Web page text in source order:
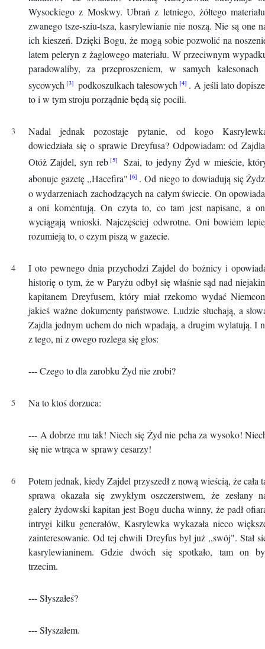
Wysockiego z Moskwy. Ubrań z letniego, żółtego
zwanego tsze-sziu-tsza, kasrylewianie nie noszą. Nie są one
ich kieszeń. Dzięki Bogu, że mogą sobie pozwolić na
latem peleryn z żaglowego materiału. W przeciwnym
paradowaliby, za przeproszeniem, w samych kalesonach
sycowych
podkoszulkach tałesowych
. A jeśli lato
to i w tym stroju porządnie będą się pocili.
Nadal jednak pozostaje pytanie, od kogo
dowiedziała się o sprawie Dreyfusa? Odpowiadam: od
Otóż Zajdel, syn reb
Szai, to jedyny Żyd w mieście,
abonuje gazetę ,,Hacefira"
. Od niego to dowiadują się
o wydarzeniach zachodzących na całym świecie. On
a oni komentują. On czyta to, co tam jest napisane, a
wyciągają wnioski. Najczęściej odwrotne. Oni bowiem
rozumieją to, o czym piszą w gazecie.
I oto pewnego dnia przychodzi Zajdel do bożnicy i
historię o tym, że w Paryżu odbył się właśnie sąd nad
kapitanem Dreyfusem, który miał rzekomo wydać
jakieś ważne dokumenty państwowe. Ludzie słuchają, a
Zajdla jednym uchem do nich wpadają, a drugim wylatują. I
z tego, ni z owego rozlega się głos:
--- Czego to dla zarobku Żyd nie zrobi?
Na to ktoś dorzuca:
--- A dobrze mu tak! Niech się Żyd nie pcha za wysoko!
się nie wtrąca w sprawy cesarzy!
Potem jednak, kiedy Zajdel przyszedł z nową wieścią, że cała
sprawa okazała się zwykłym oszczerstwem, że zesłany
galery żydowski kapitan jest Bogu ducha winny, że padł
intrygi kilku generałów, Kasrylewka wykazała nieco
zainteresowanie. Od tej chwili Dreyfus był już ,,swój". Stał
kasrylewianinem. Gdzie dwóch się spotkało, tam on
trzecim.
--- Słyszałeś?
--- Słyszałem.